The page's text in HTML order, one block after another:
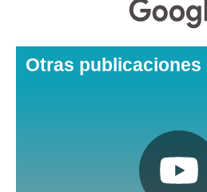
Otras publicaciones
Pulsa aquí